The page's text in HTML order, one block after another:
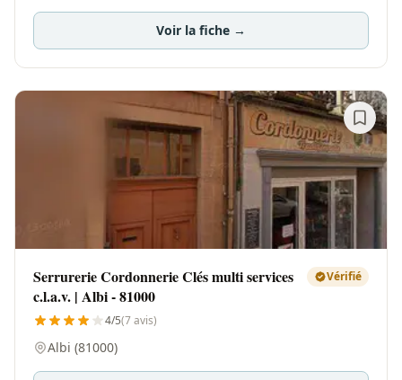
Voir la fiche →
Serrurerie Cordonnerie Clés multi services
c.l.a.v. | Albi - 81000
Vérifié
4/5(7 avis)
Albi (81000)